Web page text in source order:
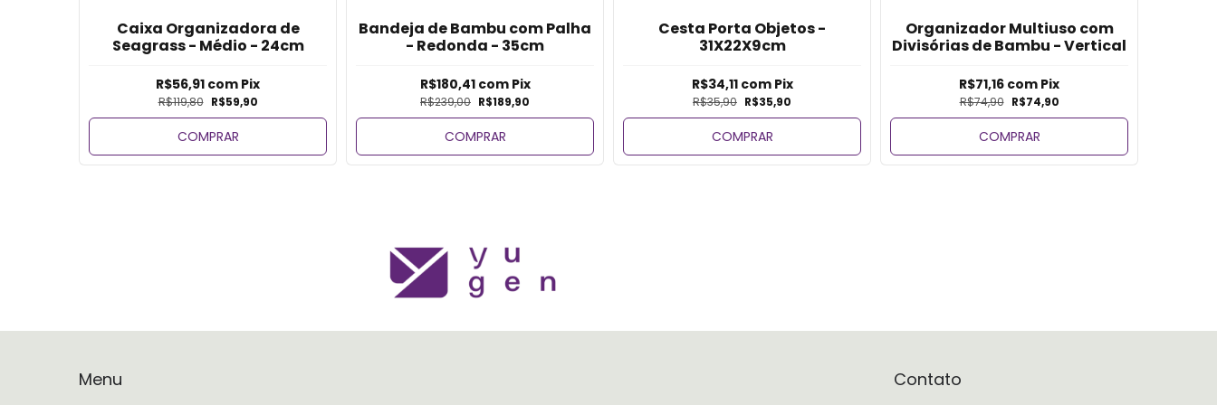
Caixa Organizadora de
Seagrass - Médio - 24cm
R$119,80 R$59,90
R$56,91 com Pix
COMPRAR
Bandeja de Bambu com Palha
- Redonda - 35cm
R$239,00 R$189,90
R$180,41 com Pix
COMPRAR
Cesta Porta Objetos -
31X22X9cm
R$35,90 R$35,90
R$34,11 com Pix
COMPRAR
Organizador Multiuso com
Divisórias de Bambu - Vertical
R$74,90 R$74,90
R$71,16 com Pix
COMPRAR
Menu Contato